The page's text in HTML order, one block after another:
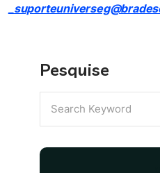
Pesquise